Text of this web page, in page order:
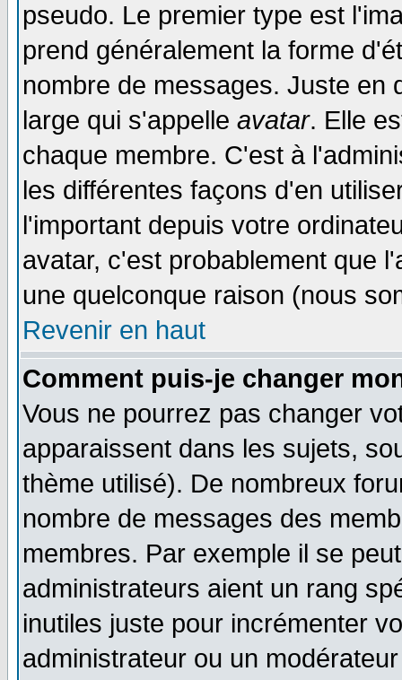
pseudo. Le premier type est
prend généralement la forme
nombre de messages. Juste en
large qui s'appelle avatar. Elle
chaque membre. C'est à
les différentes façons d'en
l'important depuis votre
avatar, c'est probablement que
une quelconque raison (nous
Revenir en haut
Comment puis-je changer
Vous ne pourrez pas changer
apparaissent dans les sujets,
thème utilisé). De nombreux
nombre de messages des
membres. Par exemple il se
administrateurs aient un rang
inutiles juste pour incrémenter
administrateur ou un